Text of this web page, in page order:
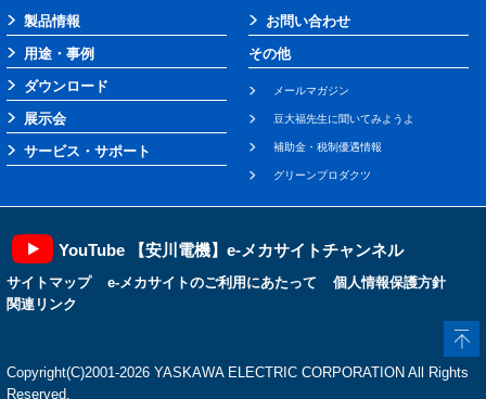
製品情報
用途・事例
ダウンロード
展示会
サービス・サポート
お問い合わせ
その他
メールマガジン
豆大福先生に聞いてみようよ
補助金・税制優遇情報
グリーンプロダクツ
YouTube 【安川電機】e-メカサイトチャンネル
サイトマップ e-メカサイトのご利用にあたって
個人情報保護方針
関連リンク
Copyright(C)2001‐2026 YASKAWA ELECTRIC CORPORATION All Rights
Reserved.